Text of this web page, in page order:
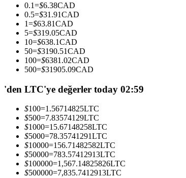
En iyi traderlarla güçlerinizi birleştirin
0.1=$6.38CAD
0.5=$31.91CAD
1=$63.81CAD
5=$319.05CAD
10=$638.1CAD
50=$3190.51CAD
100=$6381.02CAD
500=$31905.09CAD
'den LTC'ye değerler today 02:59
$100=1.56714825LTC
$500=7.83574129LTC
$1000=15.67148258LTC
$5000=78.35741291LTC
$10000=156.71482582LTC
$50000=783.57412913LTC
$100000=1,567.14825826LTC
$500000=7,835.7412913LTC